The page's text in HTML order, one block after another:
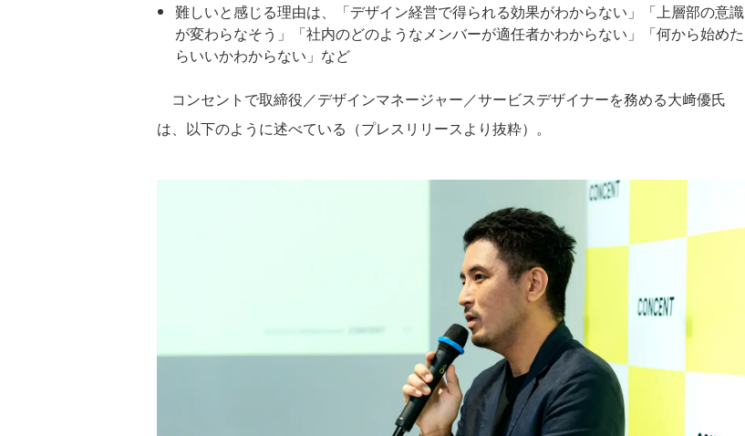
難しいと感じる理由は、「デザイン経営で得られる効果がわからない」「上層部の意識
が変わらなそう」「社内のどのようなメンバーが適任者かわからない」「何から始めた
らいいかわからない」など
コンセントで取締役／デザインマネージャー／サービスデザイナーを務める大﨑優氏
は、以下のように述べている（プレスリリースより抜粋）。